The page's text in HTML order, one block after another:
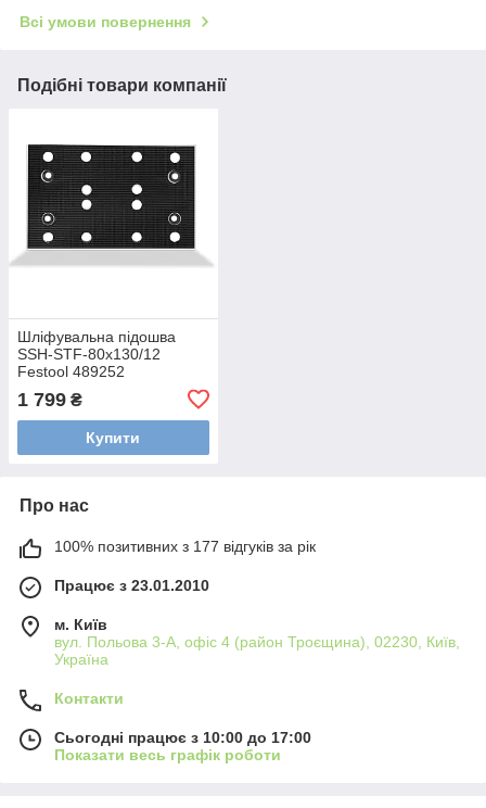
Всі умови повернення
Подібні товари компанії
Шліфувальна підошва
SSH-STF-80x130/12
Festool 489252
1 799 ₴
Купити
Про нас
100% позитивних з 177 відгуків за рік
Працює з 23.01.2010
м. Київ
вул. Польова 3-А, офіс 4 (район Троєщина), 02230, Київ,
Україна
Контакти
Сьогодні працює з 10:00 до 17:00
Показати весь графік роботи